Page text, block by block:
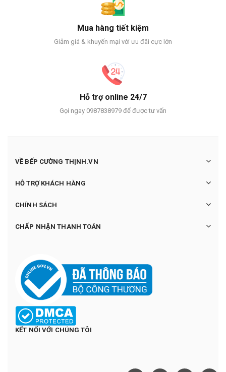
Mua hàng tiết kiệm
Giảm giá & khuyến mại với ưu đãi cực lớn
Hỗ trợ online 24/7
Gọi ngay 0987838979 để được tư vấn
VỀ BẾP CƯỜNG THỊNH.VN
HỖ TRỢ KHÁCH HÀNG
CHÍNH SÁCH
CHẤP NHẬN THANH TOÁN
KẾT NỐI VỚI CHÚNG TÔI